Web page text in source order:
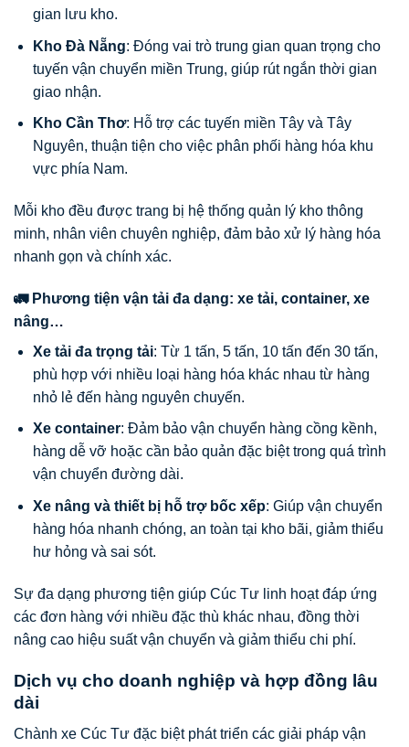
gian lưu kho.
Kho Đà Nẵng: Đóng vai trò trung gian quan trọng cho
tuyến vận chuyển miền Trung, giúp rút ngắn thời gian
giao nhận.
Kho Cần Thơ: Hỗ trợ các tuyến miền Tây và Tây
Nguyên, thuận tiện cho việc phân phối hàng hóa khu
vực phía Nam.
Mỗi kho đều được trang bị hệ thống quản lý kho thông
minh, nhân viên chuyên nghiệp, đảm bảo xử lý hàng hóa
nhanh gọn và chính xác.
🚛 Phương tiện vận tải đa dạng: xe tải, container, xe
nâng…
Xe tải đa trọng tải: Từ 1 tấn, 5 tấn, 10 tấn đến 30 tấn,
phù hợp với nhiều loại hàng hóa khác nhau từ hàng
nhỏ lẻ đến hàng nguyên chuyến.
Xe container: Đảm bảo vận chuyển hàng cồng kềnh,
hàng dễ vỡ hoặc cần bảo quản đặc biệt trong quá trình
vận chuyển đường dài.
Xe nâng và thiết bị hỗ trợ bốc xếp: Giúp vận chuyển
hàng hóa nhanh chóng, an toàn tại kho bãi, giảm thiểu
hư hỏng và sai sót.
Sự đa dạng phương tiện giúp Cúc Tư linh hoạt đáp ứng
các đơn hàng với nhiều đặc thù khác nhau, đồng thời
nâng cao hiệu suất vận chuyển và giảm thiểu chi phí.
Dịch vụ cho doanh nghiệp và hợp đồng lâu
dài
Chành xe Cúc Tư đặc biệt phát triển các giải pháp vận